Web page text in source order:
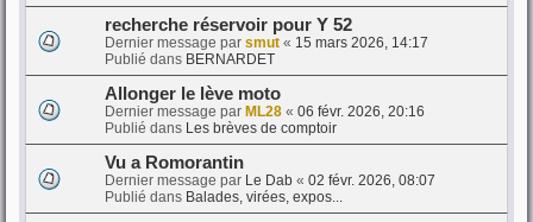
recherche réservoir pour Y 52
Dernier message par smut « 15 mars 2026, 14:17
Publié dans BERNARDET
Allonger le lève moto
Dernier message par ML28 « 06 févr. 2026, 20:16
Publié dans Les brèves de comptoir
Vu a Romorantin
Dernier message par Le Dab « 02 févr. 2026, 08:07
Publié dans Balades, virées, expos...